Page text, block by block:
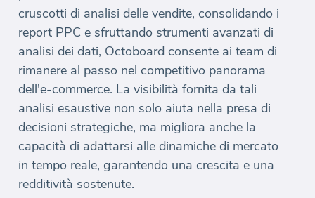
cruscotti di analisi delle vendite, consolidando i
report PPC e sfruttando strumenti avanzati di
analisi dei dati, Octoboard consente ai team di
rimanere al passo nel competitivo panorama
dell'e-commerce. La visibilità fornita da tali
analisi esaustive non solo aiuta nella presa di
decisioni strategiche, ma migliora anche la
capacità di adattarsi alle dinamiche di mercato
in tempo reale, garantendo una crescita e una
redditività sostenute.